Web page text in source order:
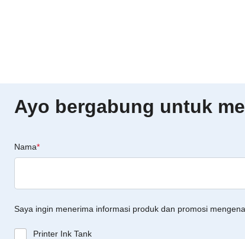
Ayo bergabung untuk
Nama*
Saya ingin menerima informasi produk dan promosi
Printer Ink Tank